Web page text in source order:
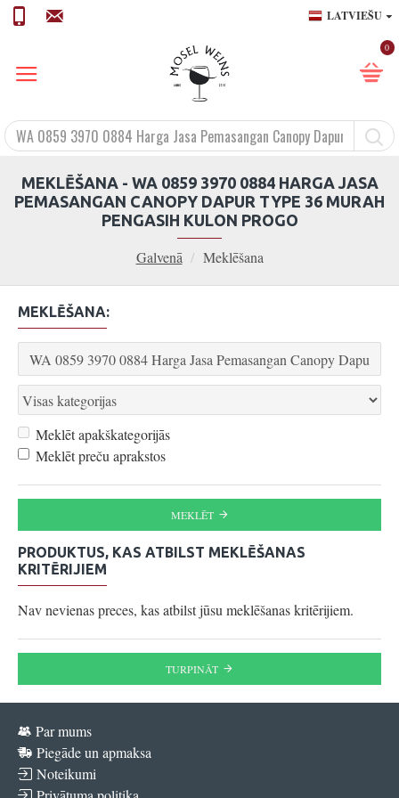
LATVIEŠU
0
Galvenā Meklēšana
MEKLĒŠANA - WA 0859 3970 0884 HARGA JASA
PEMASANGAN CANOPY DAPUR TYPE 36 MURAH
PENGASIH KULON PROGO
MEKLĒŠANA:
Meklēt apakškategorijās
Meklēt preču aprakstos
MEKLĒT
PRODUKTUS, KAS ATBILST MEKLĒŠANAS
KRITĒRIJIEM
Nav nevienas preces, kas atbilst jūsu meklēšanas kritērijiem.
TURPINĀT
Par mums
Piegāde un apmaksa
Noteikumi